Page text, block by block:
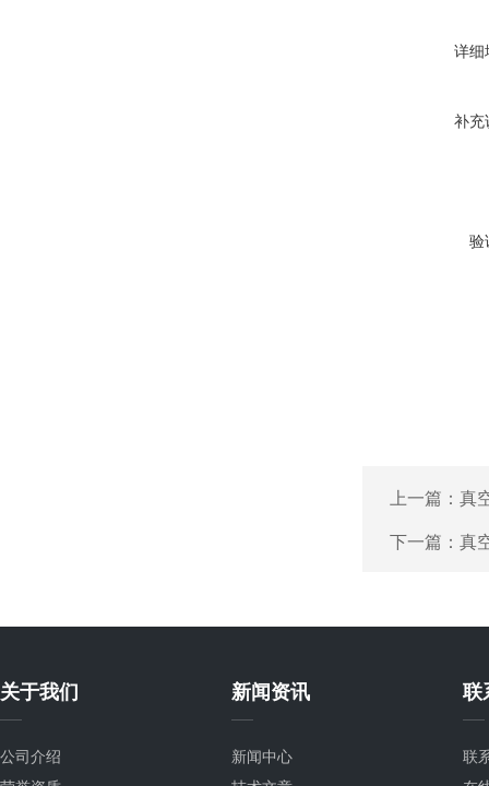
详细
补充
验
上一篇： 真
下一篇： 真
关于我们
公司介绍
新闻资讯
新闻中心
联
联